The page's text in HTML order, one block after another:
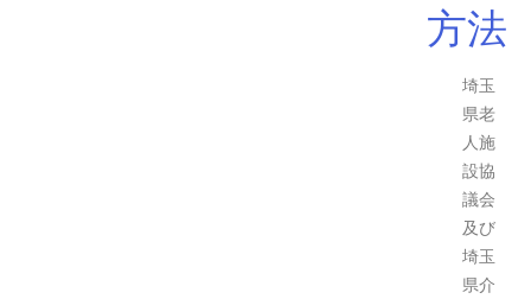
方法
埼玉
県老
人施
設協
議会
及び
埼玉
県介